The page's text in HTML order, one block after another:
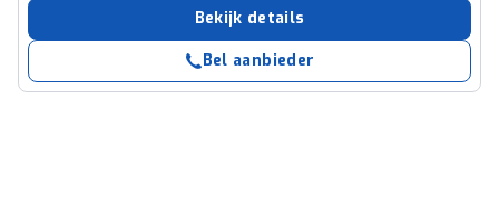
Bekijk details
Bel aanbieder